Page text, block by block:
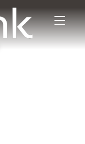
I
n
-